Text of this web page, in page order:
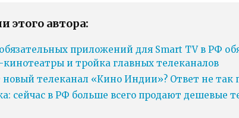
этого автора:
приложений для Smart TV в РФ
и тройка главных телеканалов
телеканал «Кино Индии»? Ответ не так
сейчас в РФ больше всего продают дешевые